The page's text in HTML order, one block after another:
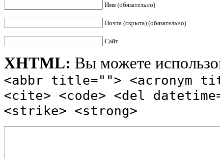
Имя (обязательно)
Почта (скрыта) (обязательно)
Сайт
XHTML: Вы можете
<abbr title=""> <acronym
<cite> <code> <del
<strike> <strong>